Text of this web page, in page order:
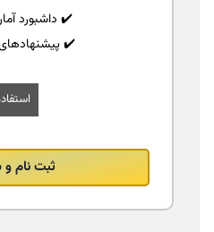
✔️ داشبورد
✔️
ثبت نام